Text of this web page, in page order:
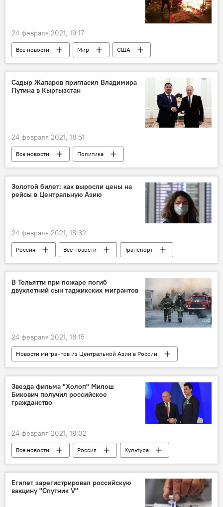
24 февраля 2021, 19:17
Все новости Мир
США
СССР
Экономика Россия
Садыр Жапаров пригласил Владимира
Путина в Кыргызстан
24 февраля 2021, 18:51
Все новости
Политика
Кыргызстан
Садыр Жапаров
Владимир Путин
переговоры
Золотой билет: как выросли цены на
рейсы в Центральную Азию
24 февраля 2021, 18:32
Россия Все новости
Транспорт
Центральная Азия
Узбекистан
Кыргызстан
В Тольятти при пожаре погиб
двухлетний сын таджикских мигрантов
24 февраля 2021, 18:15
Новости мигрантов из Центральной Азии в России
Все новости
Россия
Миграция
Происшествия, ЧП, криминал
Таджикистан
Звезда фильма "Холоп" Милош
Бикович получил российское
гражданство
24 февраля 2021, 18:02
Все новости Россия Культура
Египет зарегистрировал российскую
вакцину "Спутник V"